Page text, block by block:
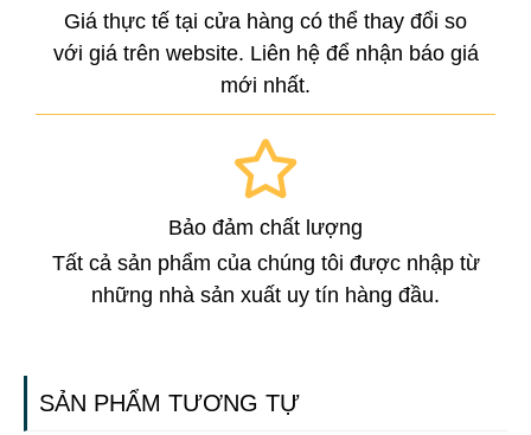
Giá thực tế tại cửa hàng có thể thay đổi so
với giá trên website. Liên hệ để nhận báo giá
mới nhất.
Bảo đảm chất lượng
Tất cả sản phẩm của chúng tôi được nhập từ
những nhà sản xuất uy tín hàng đầu.
SẢN PHẨM TƯƠNG TỰ